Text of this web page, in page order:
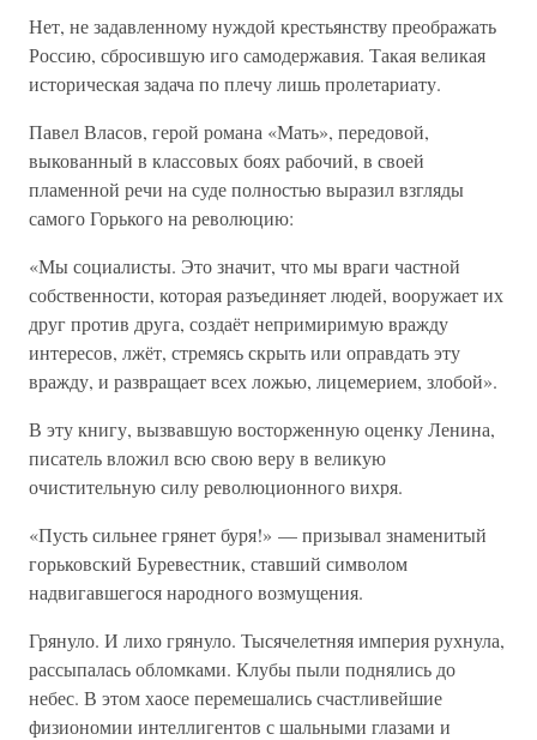
Нет, не задавленному нуждой крестьянству преображать
Россию, сбросившую иго самодержавия. Такая великая
историческая задача по плечу лишь пролетариату.
Павел Власов, герой романа «Мать», передовой,
выкованный в классовых боях рабочий, в своей
пламенной речи на суде полностью выразил взгляды
самого Горького на революцию:
«Мы социалисты. Это значит, что мы враги частной
собственности, которая разъединяет людей, вооружает их
друг против друга, создаёт непримиримую вражду
интересов, лжёт, стремясь скрыть или оправдать эту
вражду, и развращает всех ложью, лицемерием, злобой».
В эту книгу, вызвавшую восторженную оценку Ленина,
писатель вложил всю свою веру в великую
очистительную силу революционного вихря.
«Пусть сильнее грянет буря!» — призывал знаменитый
горьковский Буревестник, ставший символом
надвигавшегося народного возмущения.
Грянуло. И лихо грянуло. Тысячелетняя империя рухнула,
рассыпалась обломками. Клубы пыли поднялись до
небес. В этом хаосе перемешались счастливейшие
физиономии интеллигентов с шальными глазами и